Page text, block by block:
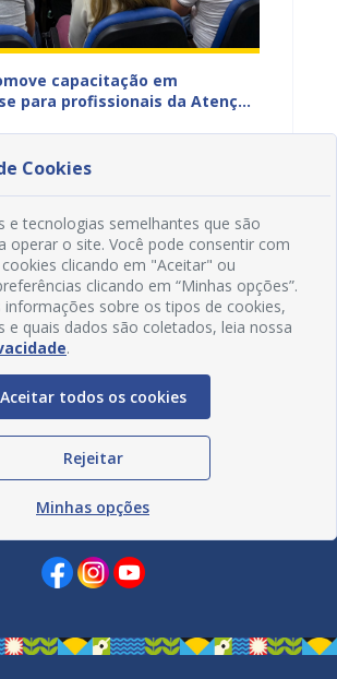
capacitação em
para profissionais da Atenção
11H58 07/
Redes Sociais
Cookies
e tecnologias semelhantes que são
operar o site. Você pode consentir com
clicando em "Aceitar" ou
clicando em “Minhas opções”.
informações sobre os tipos de cookies,
e quais dados são coletados, leia nossa
.
Aceitar todos os cookies
Rejeitar
Minhas opções